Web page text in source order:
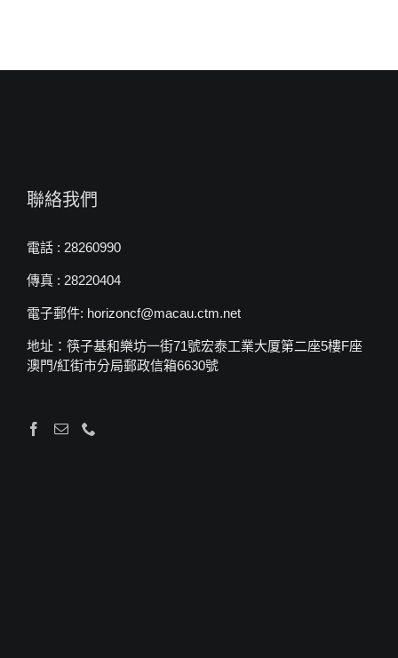
聯絡我們
電話 : 28260990
傳真 : 28220404
電子郵件: horizoncf@macau.ctm.net
地址：筷子基和樂坊一街71號宏泰工業大厦第二座5樓F座
澳門/紅街市分局郵政信箱6630號